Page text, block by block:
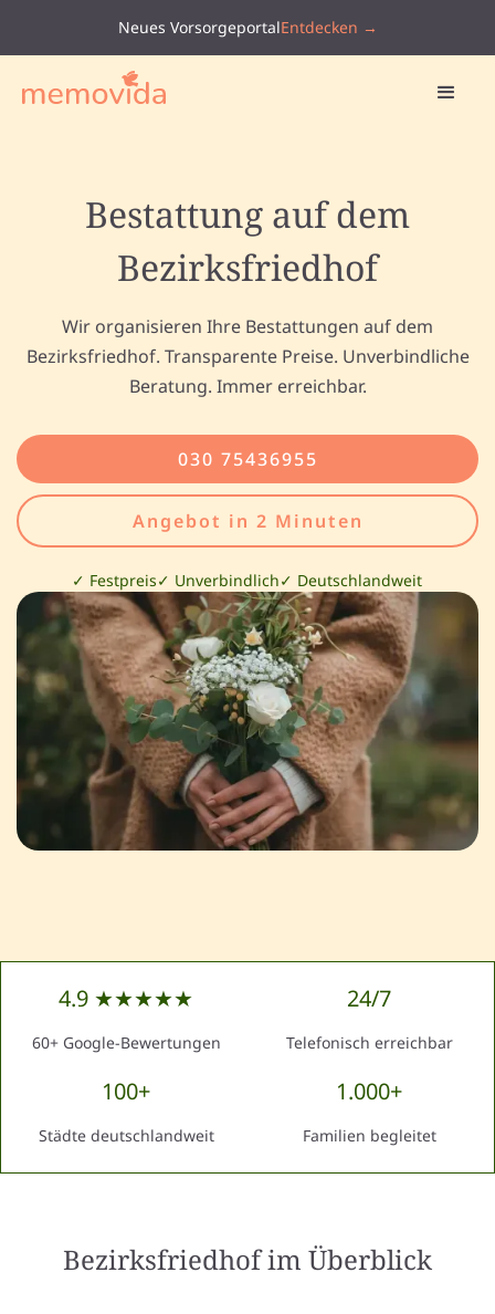
Neues VorsorgeportalEntdecken →
Bestattung auf dem
Bezirksfriedhof
Wir organisieren Ihre Bestattungen auf dem
Bezirksfriedhof. Transparente Preise. Unverbindliche
Beratung. Immer erreichbar.
030 75436955
Angebot in 2 Minuten
✓ Festpreis✓ Unverbindlich✓ Deutschlandweit
4.9 ★★★★★
60+ Google-Bewertungen
24/7
Telefonisch erreichbar
100+
Städte deutschlandweit
1.000+
Familien begleitet
Bezirksfriedhofim Überblick